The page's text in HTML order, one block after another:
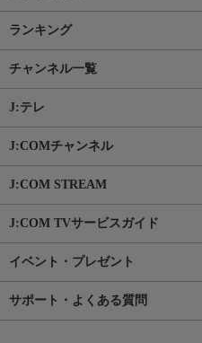
ランキング
チャンネル一覧
J:テレ
J:COMチャンネル
J:COM STREAM
J:COM TVサービスガイド
イベント・プレゼント
サポート・よくある質問